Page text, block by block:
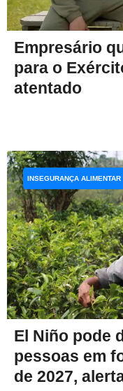
Empresário
para o
atentado
El Niño pode
pessoas em
de 2027,
INSEGURANÇA ALIMENTAR